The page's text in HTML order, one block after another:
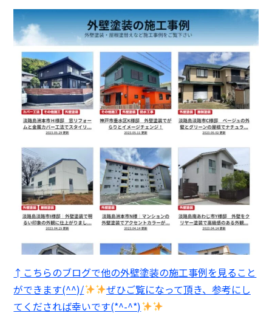
↑こちらのブログで他の外壁塗装の施工事例を見ること
ができます(^^)/
ぜひご覧になって頂き、参考にし
てくだされば幸いです(*^-^*)